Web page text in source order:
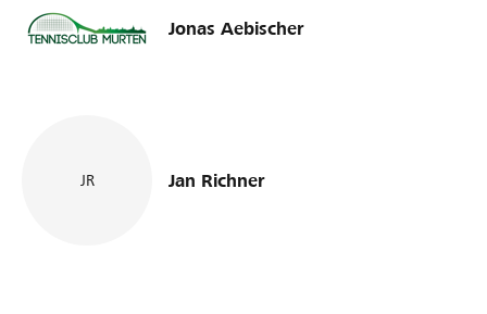
Jonas Aebischer
JR Jan Richner